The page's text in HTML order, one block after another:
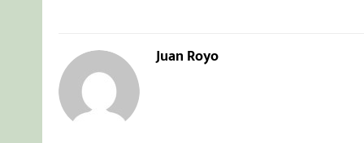
Juan Royo